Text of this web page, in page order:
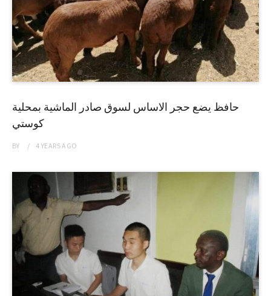
حافظ يضع حجر الاساس لسوق صادر الماشية بمحلية
كوستي
BY 4 YEARSAGO